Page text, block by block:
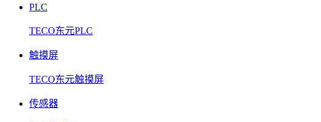
PLC
TECO东元PLC
触摸屏
TECO东元触摸屏
传感器